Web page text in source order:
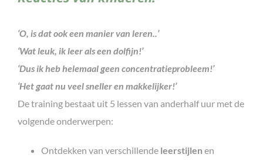
‘O, is dat ook een manier van leren..’
‘Wat leuk, ik leer als een dolfijn!’
‘Dus ik heb helemaal geen concentratieprobleem!’
‘Het gaat nu veel sneller en makkelijker!’
De training bestaat uit 5 lessen van anderhalf uur met de
volgende onderwerpen:
Ontdekken van verschillende leerstijlen en